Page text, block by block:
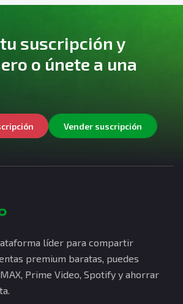
suscripción y
o únete a una
Vender suscripción
líder para compartir
premium baratas, puedes
Prime Video, Spotify y ahorrar